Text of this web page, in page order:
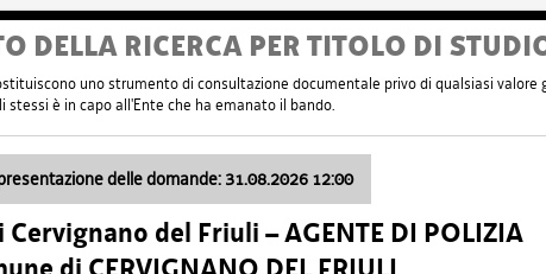
DELLA RICERCA PER TITOLO DI
uno strumento di consultazione documentale privo di qualsiasi valore
stessi è in capo all'Ente che ha emanato il bando.
delle domande: 31.08.2026 12:00
del Friuli – AGENTE DI POLIZIA